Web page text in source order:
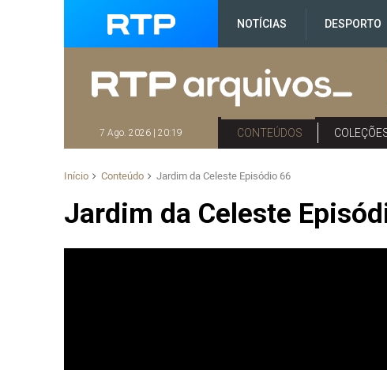
NOTÍCIAS DESPORTO
7 Ago. 2026 | 20:19 CONTEÚDOS
Início Conteúdo Jardim da Celeste Episódio 66
Jardim da Celeste